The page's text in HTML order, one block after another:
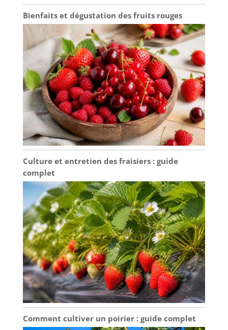
Bienfaits et dégustation des fruits rouges
Culture et entretien des fraisiers : guide
complet
Comment cultiver un poirier : guide complet